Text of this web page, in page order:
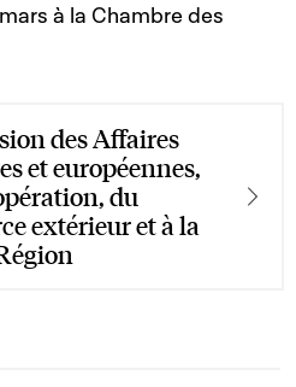
à la Chambre des
des Affaires
et européennes,
du
extérieur et à la